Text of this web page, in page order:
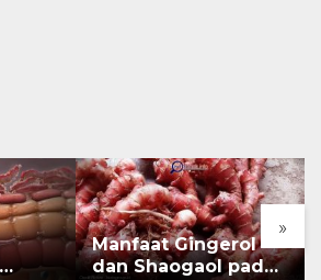
»
Manfaat Gingerol
dan Shaogaol pada